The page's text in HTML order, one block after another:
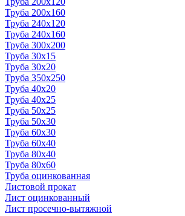
Труба 200x160
Труба 240x120
Труба 240x160
Труба 300x200
Труба 30x15
Труба 30x20
Труба 350x250
Труба 40x20
Труба 40x25
Труба 50x25
Труба 50x30
Труба 60x30
Труба 60x40
Труба 80x40
Труба 80x60
Труба оцинкованная
Листовой прокат
Лист оцинкованный
Лист просечно-вытяжной